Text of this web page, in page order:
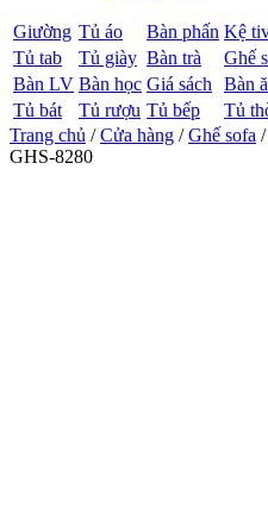
Giường Tủ áo Bàn phấn Kệ
Tủ tab Tủ giày Bàn trà
Ghế
Bàn LV Bàn học Giá sách Bàn
Tủ bát Tủ rượu Tủ bếp
Tủ
Trang chủ /Cửa hàng /Ghế sofa
GHS-8280